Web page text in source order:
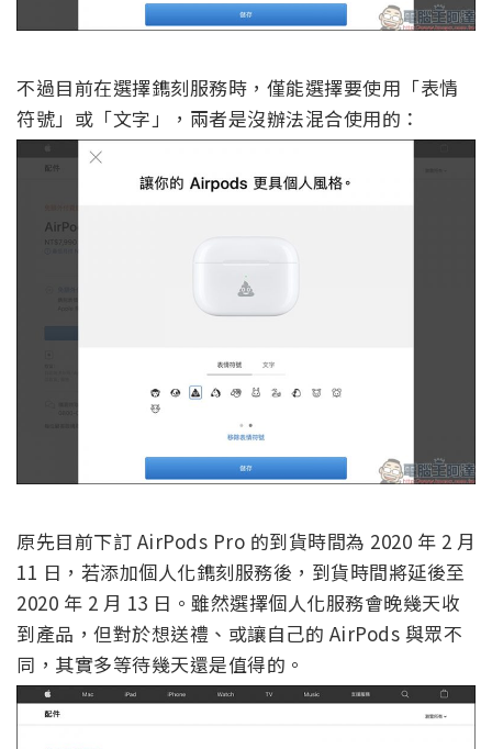
不過目前在選擇鐫刻服務時，僅能選擇要使用「表情
符號」或「文字」，兩者是沒辦法混合使用的：
原先目前下訂 AirPods Pro 的到貨時間為 2020 年 2 月
11 日，若添加個人化鐫刻服務後，到貨時間將延後至
2020 年 2 月 13 日。雖然選擇個人化服務會晚幾天收
到產品，但對於想送禮、或讓自己的 AirPods 與眾不
同，其實多等待幾天還是值得的。